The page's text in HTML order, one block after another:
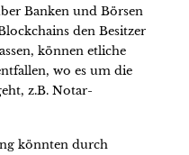
Banken und Börsen
den Besitzer
können etliche
wo es um die
z.B. Notar-
könnten durch